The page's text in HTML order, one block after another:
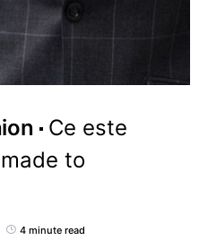
Ce este
to
4 minute read